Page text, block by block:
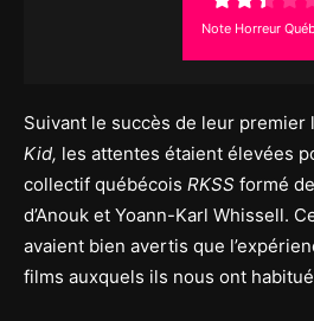
Note Horreur
Suivant le succès de leur premier
Kid, les attentes étaient élevées
collectif québécois RKSS formé
d’Anouk et Yoann-Karl Whissell.
avaient bien avertis que
films auxquels ils nous ont